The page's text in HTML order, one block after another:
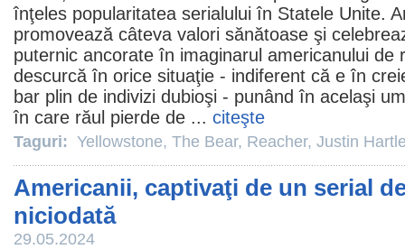
înţeles popularitatea serialului în Statele Unite.
promovează câteva valori sănătoase şi
puternic ancorate în imaginarul americanului de
descurcă în orice situaţie - indiferent că e în
bar plin de indivizi dubioşi - punând în acelaşi
în care răul pierde de ... citeşte
Taguri: Yellowstone, The Bear, Reacher, Justin
Americanii, captivaţi de un serial
niciodată
29.05.2024